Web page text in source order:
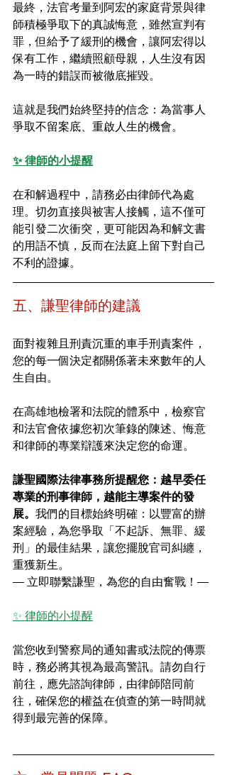
最終，法官考量到阿宏的家庭背景與律
師積極爭取下的真誠悔意，雖然宣判有
罪，但給予了緩刑的機會，讓阿宏得以
保有工作，繼續照顧母親，人生沒有因
為一時的錯誤而被徹底摧毀。
這就是我們始終堅持的信念：為當事人
爭取不留案底、重啟人生的機會。
✨ 律師的小提醒
在和解過程中，請務必由律師代為處
理。切勿直接與被害人接觸，這不僅可
能引發二次衝突，更可能因為和解文書
的用語不慎，反而在法庭上留下對自己
不利的證據。
五、謙聖律師的建議
面對複雜且刑責沉重的車手刑責案件，
您的每一個決定都關係著未來數年的人
生自由。
在高雄地檢署和法院的體系中，檢察官
和法官會依據您初次筆錄的陳述、悔意
和律師的專業辯護來決定您的命運。
謙聖國際法律事務所提醒您：越早委任
專業的刑事律師，越能主導案件的發
展。 我們的目標始終明確：以豐富的辦
案經驗，為您爭取「不起訴、無罪、緩
刑」的最佳結果，讓您擺脫官司糾纏，
重獲新生。
— 立即聯繫謙聖，為您的自由奮戰！—
✨ 律師的小提醒
當您收到警察局的通知書或法院的傳票
時，務必將其視為最高警訊。請勿自行
前往，應先諮詢律師，由律師陪同前
往，確保您的權益在偵查的第一時間就
得到最完善的保障。